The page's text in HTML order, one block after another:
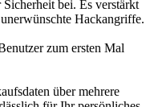
bei. Es verstärkt
Hackangriffe.
zum ersten Mal
über mehrere